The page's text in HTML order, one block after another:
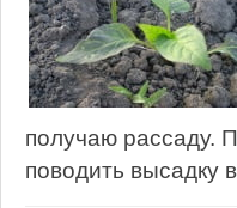
получаю рассаду.
поводить высадку